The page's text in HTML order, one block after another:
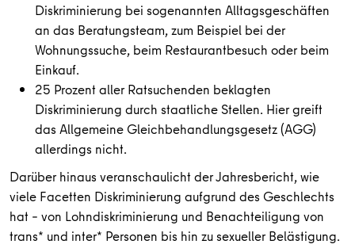
Diskriminierung bei sogenannten Alltagsgeschäften
an das Beratungsteam, zum Beispiel bei der
Wohnungssuche, beim Restaurantbesuch oder beim
Einkauf.
25 Prozent aller Ratsuchenden beklagten
Diskriminierung durch staatliche Stellen. Hier greift
das Allgemeine Gleichbehandlungsgesetz (AGG)
allerdings nicht.
Darüber hinaus veranschaulicht der Jahresbericht, wie
viele Facetten Diskriminierung aufgrund des Geschlechts
hat – von Lohndiskriminierung und Benachteiligung von
trans* und inter* Personen bis hin zu sexueller Belästigung.